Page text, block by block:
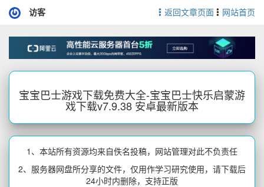
访客 返回文章页面 网站首页
宝宝巴士游戏下载免费大全-宝宝巴士快乐启蒙游
戏下载v7.9.38 安卓最新版本
1、本站所有资源均来自佚名投稿，网站管理对此不负责任
2、服务器网盘所分享的文件，仅用作学习研究使用，请下载后
24小时内删除，支持正版